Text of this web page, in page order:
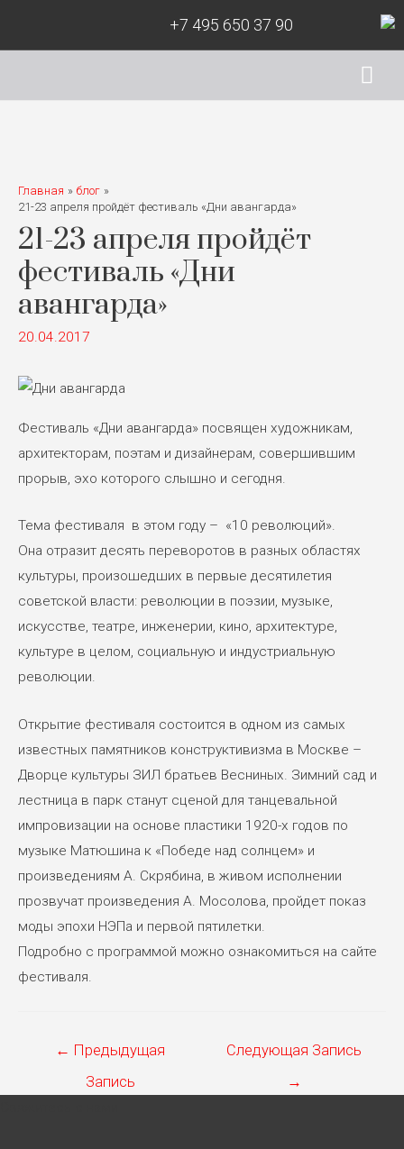
+7 495 650 37 90
Главная
блог
21-23 апреля пройдёт фестиваль «Дни авангарда»
21-23 апреля пройдёт
фестиваль «Дни
авангарда»
20.04.2017
Фестиваль «Дни авангарда» посвящен художникам,
архитекторам, поэтам и дизайнерам, совершившим
прорыв, эхо которого слышно и сегодня.
Тема фестиваля в этом году – «10 революций».
Она отразит десять переворотов в разных областях
культуры, произошедших в первые десятилетия
советской власти: революции в поэзии, музыке,
искусстве, театре, инженерии, кино, архитектуре,
культуре в целом, социальную и индустриальную
революции.
Открытие фестиваля состоится в одном из самых
известных памятников конструктивизма в Москве –
Дворце культуры ЗИЛ братьев Весниных. Зимний сад и
лестница в парк станут сценой для танцевальной
импровизации на основе пластики 1920-х годов по
музыке Матюшина к «Победе над солнцем» и
произведениям А. Скрябина, в живом исполнении
прозвучат произведения А. Мосолова, пройдет показ
моды эпохи НЭПа и первой пятилетки.
Подробно с программой можно ознакомиться на сайте
фестиваля.
Навигация
записям
← Предыдущая
Запись
Следующая Запись
→